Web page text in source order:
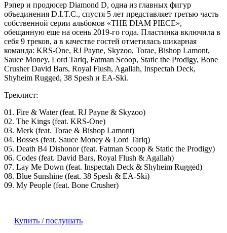
Рэпер и продюсер Diamond D, одна из главных фигур
объединения D.I.T.C., спустя 5 лет представляет третью часть
собственной серии альбомов «THE DIAM PIECE»,
обещанную еще на осень 2019-го года. Пластинка включила в
себя 9 треков, а в качестве гостей отметилась шикарная
команда: KRS-One, RJ Payne, Skyzoo, Torae, Bishop Lamont,
Sauce Money, Lord Tariq, Fatman Scoop, Static the Prodigy, Bone
Crusher David Bars, Royal Flush, Agallah, Inspectah Deck,
Shyheim Rugged, 38 Spesh и EA-Ski.
Треклист:
01. Fire & Water (feat. RJ Payne & Skyzoo)
02. The Kings (feat. KRS-One)
03. Merk (feat. Torae & Bishop Lamont)
04. Bosses (feat. Sauce Money & Lord Tariq)
05. Death B4 Dishonor (feat. Fatman Scoop & Static the Prodigy)
06. Codes (feat. David Bars, Royal Flush & Agallah)
07. Lay Me Down (feat. Inspectah Deck & Shyheim Rugged)
08. Blue Sunshine (feat. 38 Spesh & EA-Ski)
09. My People (feat. Bone Crusher)
Купить / послушать